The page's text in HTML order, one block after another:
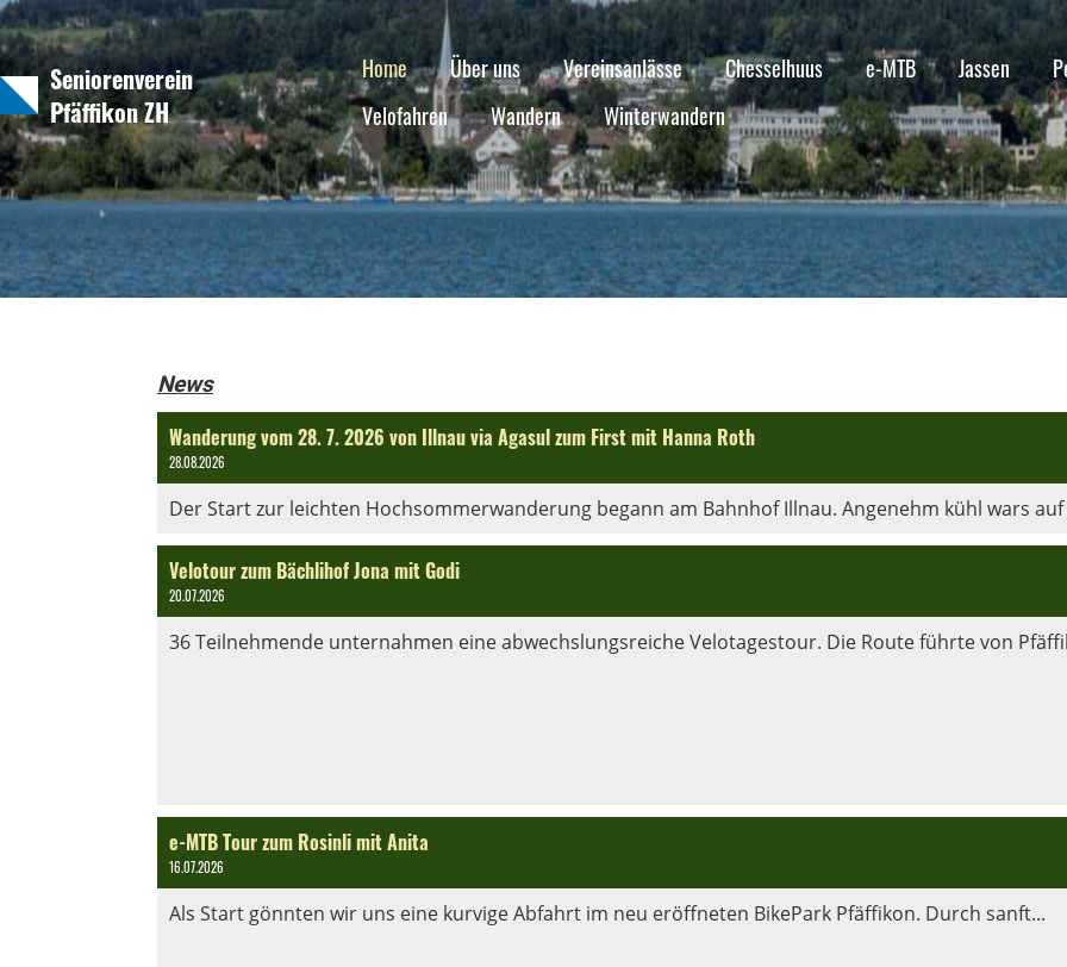
Home Über uns Vereinsanlässe Chesselhuus e-MTB Jassen
Velofahren
Wandern Winterwandern
Seniorenverein
Pfäffikon ZH
News
Wanderung vom 28. 7. 2026 von Illnau via Agasul zum First mit Hanna Roth
28.08.2026
Der Start zur leichten Hochsommerwanderung begann am Bahnhof Illnau. Angenehm kühl wars auf
Velotour zum Bächlihof Jona mit Godi
20.07.2026
36 Teilnehmende unternahmen eine abwechslungsreiche Velotagestour. Die Route führte von
e-MTB Tour zum Rosinli mit Anita
16.07.2026
Als Start gönnten wir uns eine kurvige Abfahrt im neu eröffneten BikePark Pfäffikon. Durch sanft...